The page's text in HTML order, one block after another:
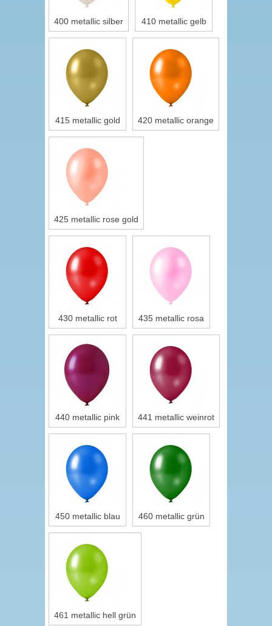
400 metallic silber 410 metallic gelb
415 metallic gold 420 metallic orange
425 metallic rose gold
430 metallic rot 435 metallic rosa
440 metallic pink 441 metallic weinrot
450 metallic blau 460 metallic grün
461 metallic hell grün